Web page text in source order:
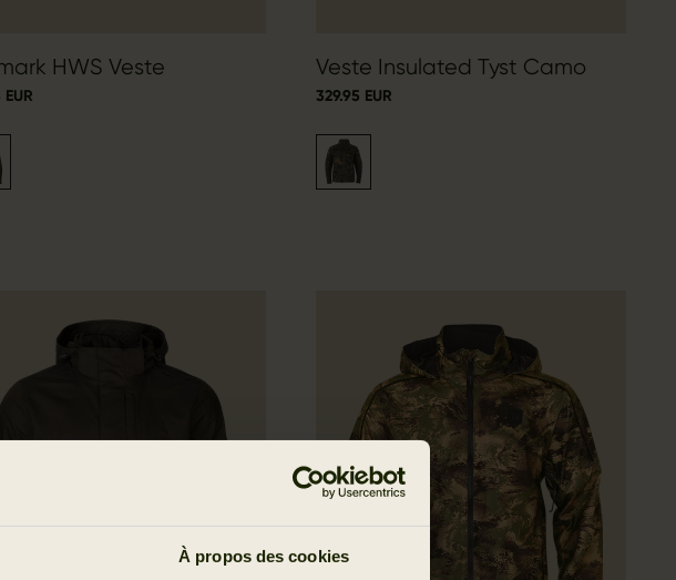
À propos des cookies
HWS Veste Veste Insulated Tyst Camo
329.95 EUR